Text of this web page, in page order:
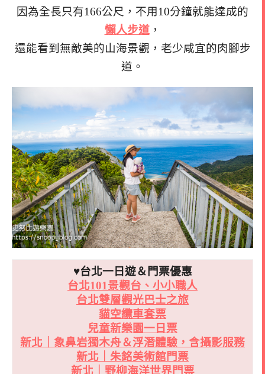
因為全長只有166公尺，不用10分鐘就能達成的
懶人步道，
還能看到無敵美的山海景觀，老少咸宜的肉腳步
道。
♥台北一日遊＆門票優惠
台北101景觀台、小小職人
台北雙層觀光巴士之旅
貓空纜車套票
兒童新樂園一日票
新北｜象鼻岩獨木舟＆浮潛體驗，含攝影服務
新北｜朱銘美術館門票
新北｜野柳海洋世界門票